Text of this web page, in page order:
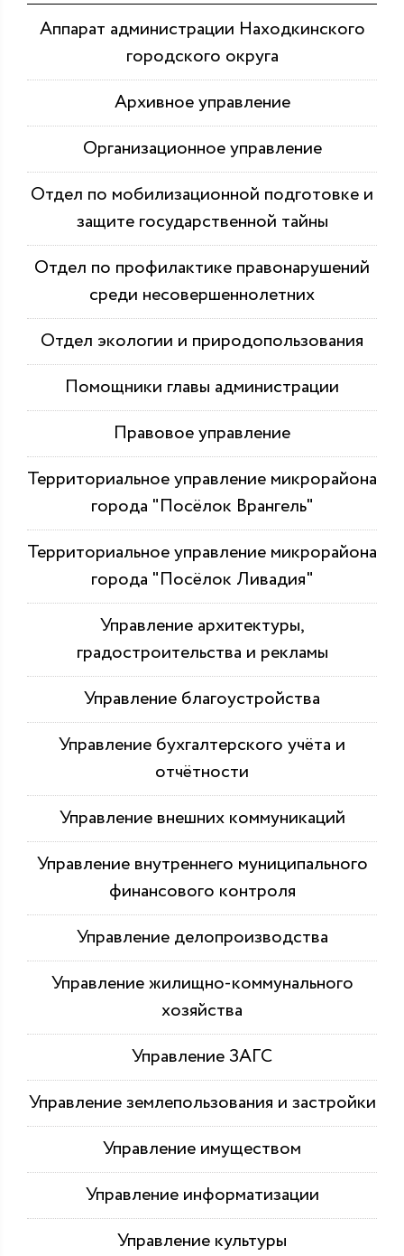
Аппарат администрации Находкинского
городского округа
Архивное управление
Организационное управление
Отдел по мобилизационной подготовке и
защите государственной тайны
Отдел по профилактике правонарушений
среди несовершеннолетних
Отдел экологии и природопользования
Помощники главы администрации
Правовое управление
Территориальное управление микрорайона
города "Посёлок Врангель"
Территориальное управление микрорайона
города "Посёлок Ливадия"
Управление архитектуры,
градостроительства и рекламы
Управление благоустройства
Управление бухгалтерского учёта и
отчётности
Управление внешних коммуникаций
Управление внутреннего муниципального
финансового контроля
Управление делопроизводства
Управление жилищно-коммунального
хозяйства
Управление ЗАГС
Управление землепользования и застройки
Управление имуществом
Управление информатизации
Управление культуры